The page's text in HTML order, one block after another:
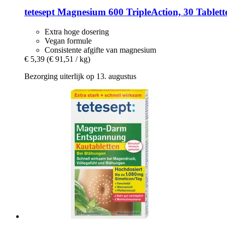
tetesept Magnesium 600 TripleAction, 30
Extra hoge dosering
Vegan formule
Consistente afgifte van magnesium
€ 5,39 (€ 91,51 / kg)
Bezorging uiterlijk op 13. augustus